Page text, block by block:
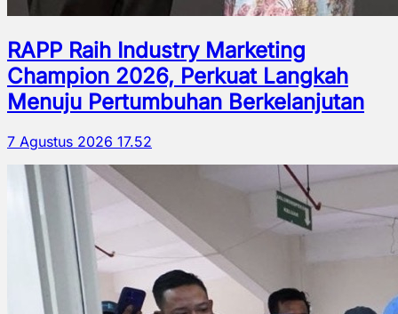
RAPP Raih Industry Marketing
Champion 2026, Perkuat Langkah
Menuju Pertumbuhan Berkelanjutan
7 Agustus 2026 17.52